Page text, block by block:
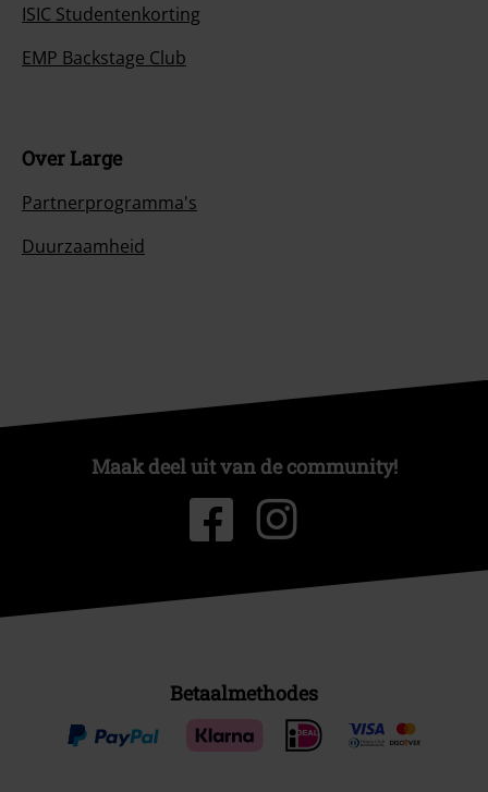
ISIC Studentenkorting
EMP Backstage Club
Over Large
Partnerprogramma's
Duurzaamheid
Maak deel uit van de community!
Betaalmethodes